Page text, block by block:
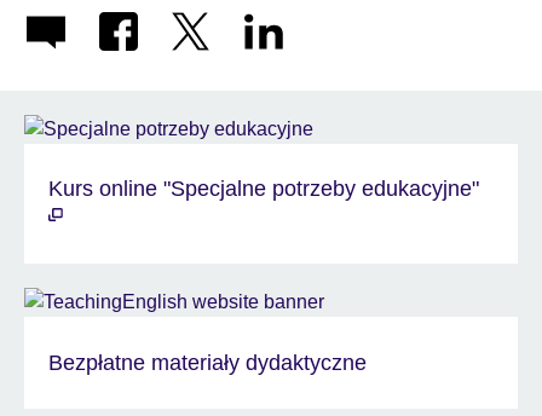
Kurs online "Specjalne potrzeby edukacyjne"
Bezpłatne materiały dydaktyczne